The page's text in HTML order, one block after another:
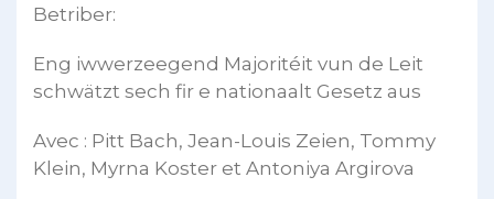
Betriber:
Eng iwwerzeegend Majoritéit vun de Leit
schwätzt sech fir e nationaalt Gesetz aus
Avec : Pitt Bach, Jean-Louis Zeien, Tommy
Klein, Myrna Koster et Antoniya Argirova